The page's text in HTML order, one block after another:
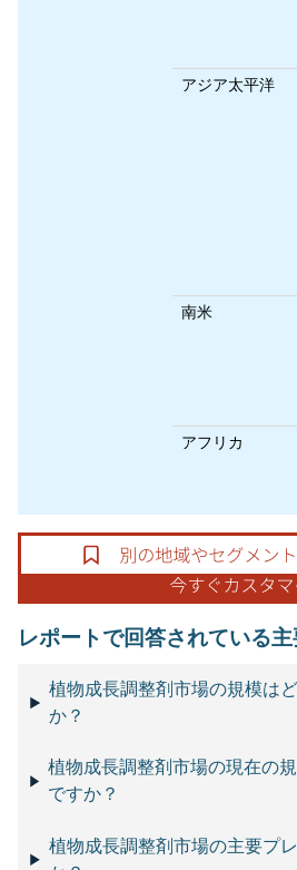
アジア太平洋
南米
アフリカ
レポートで回答されている
植物成長調整剤市場の規模は
か？
植物成長調整剤市場の現在の
ですか？
植物成長調整剤市場の主要プ